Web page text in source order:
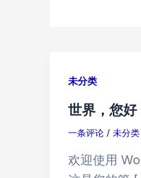
未分类
世界，您好
一条评论 / 未分类
欢迎使用